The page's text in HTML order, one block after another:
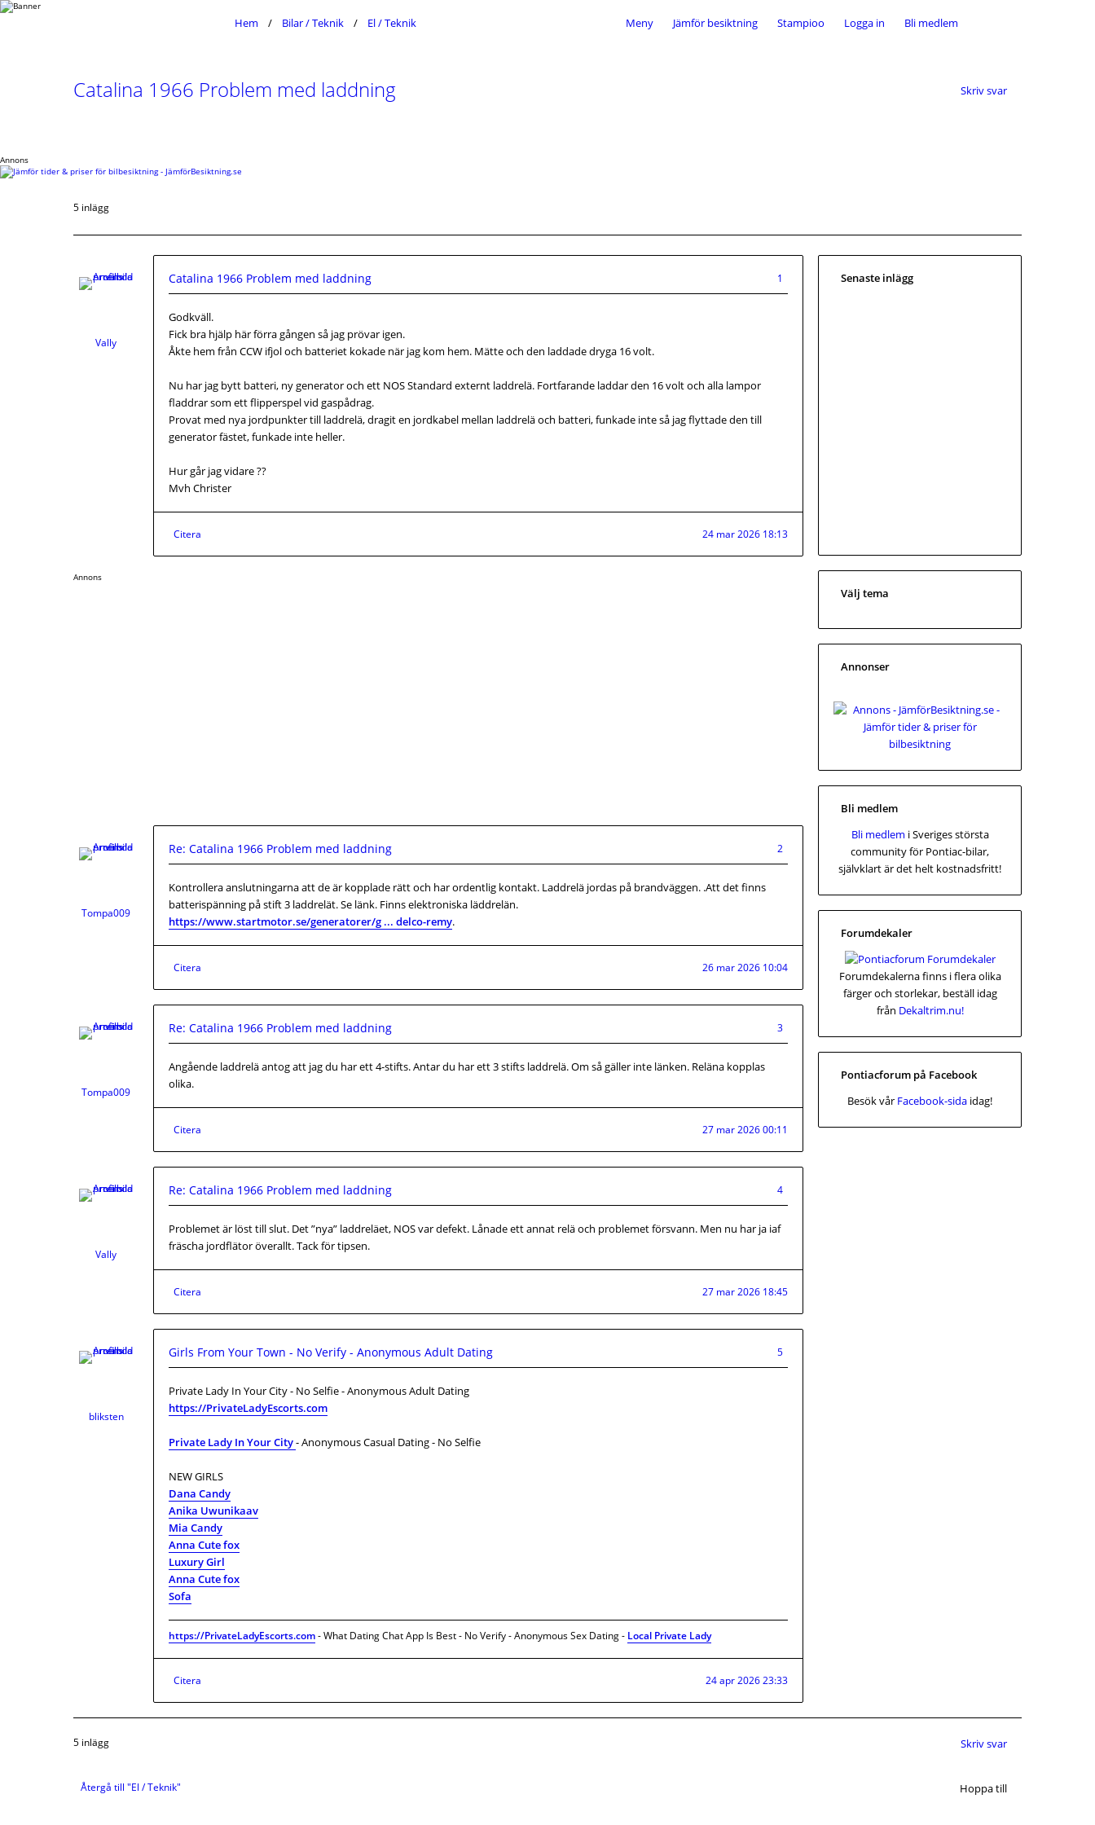
Meny Jämför besiktning Stampioo Logga in Bli medlem
Hem Bilar / Teknik El / Teknik
Catalina 1966 Problem med laddning Skriv svar
Annons
5 inlägg
Vally
Catalina 1966 Problem med laddning 1
Godkväll.
Fick bra hjälp här förra gången så jag prövar igen.
Åkte hem från CCW ifjol och batteriet kokade när jag kom hem. Mätte och den laddade dryga 16 volt.
Nu har jag bytt batteri, ny generator och ett NOS Standard externt laddrelä. Fortfarande laddar den 16 volt och alla lampor
fladdrar som ett flipperspel vid gaspådrag.
Provat med nya jordpunkter till laddrelä, dragit en jordkabel mellan laddrelä och batteri, funkade inte så jag flyttade den till
generator fästet, funkade inte heller.
Hur går jag vidare ??
Mvh Christer
Citera 24 mar 2026 18:13
Annons
Tompa009
Re: Catalina 1966 Problem med laddning 2
Kontrollera anslutningarna att de är kopplade rätt och har ordentlig kontakt. Laddrelä jordas på brandväggen. .Att det finns
batterispänning på stift 3 laddrelät. Se länk. Finns elektroniska läddrelän.
https://www.startmotor.se/generatorer/g ... delco-remy.
Citera 26 mar 2026 10:04
Tompa009
Re: Catalina 1966 Problem med laddning 3
Angående laddrelä antog att jag du har ett 4-stifts. Antar du har ett 3 stifts laddrelä. Om så gäller inte länken. Reläna kopplas
olika.
Citera 27 mar 2026 00:11
Vally
Re: Catalina 1966 Problem med laddning 4
Problemet är löst till slut. Det ”nya” laddreläet, NOS var defekt. Lånade ett annat relä och problemet försvann. Men nu har ja iaf
fräscha jordflätor överallt. Tack för tipsen.
Citera 27 mar 2026 18:45
bliksten
Girls From Your Town - No Verify - Anonymous Adult Dating 5
Private Lady In Your City - No Selfie - Anonymous Adult Dating
https://PrivateLadyEscorts.com
Private Lady In Your City- Anonymous Casual Dating - No Selfie
NEW GIRLS
Dana Candy
Anika Uwunikaav
Mia Candy
Anna Cute fox
Luxury Girl
Anna Cute fox
Sofa
https://PrivateLadyEscorts.com- What Dating Chat App Is Best - No Verify - Anonymous Sex Dating - Local Private Lady
Citera 24 apr 2026 23:33
Senaste inlägg
Välj tema
Annonser
Bli medlem
Bli medlem i Sveriges största
community för Pontiac-bilar,
självklart är det helt kostnadsfritt!
Forumdekaler
Forumdekalerna finns i flera olika
färger och storlekar, beställ idag
från Dekaltrim.nu!
Pontiacforum på Facebook
Besök vår Facebook-sida idag!
5 inlägg Skriv svar
Återgå till "El / Teknik" Hoppa till